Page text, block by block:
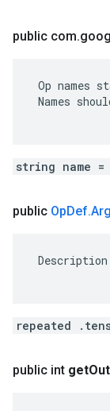
public com.
Op names
Names
string name =
public OpDef.Arg
repeated
public int get